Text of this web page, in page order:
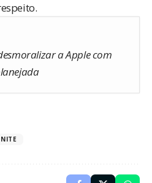
a Apple com